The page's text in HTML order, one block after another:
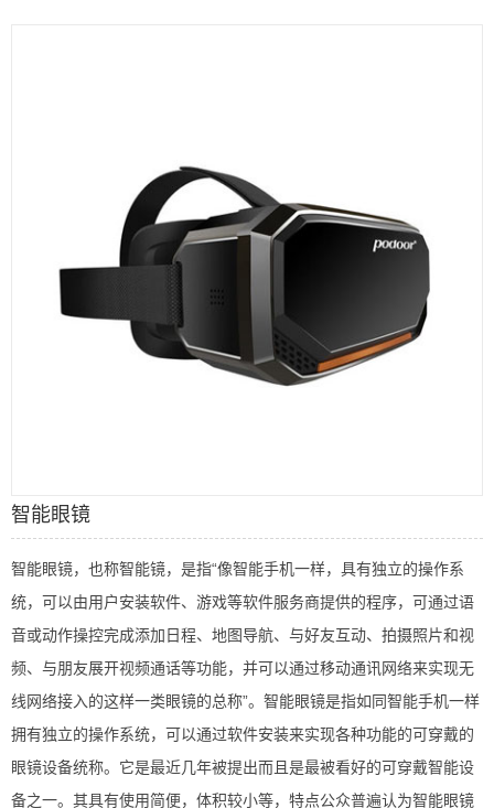
智能眼镜
智能眼镜，也称智能镜，是指“像智能手机一样，具有独立的操作系
统，可以由用户安装软件、游戏等软件服务商提供的程序，可通过语
音或动作操控完成添加日程、地图导航、与好友互动、拍摄照片和视
频、与朋友展开视频通话等功能，并可以通过移动通讯网络来实现无
线网络接入的这样一类眼镜的总称”。智能眼镜是指如同智能手机一样
拥有独立的操作系统，可以通过软件安装来实现各种功能的可穿戴的
眼镜设备统称。它是最近几年被提出而且是最被看好的可穿戴智能设
备之一。其具有使用简便，体积较小等，特点公众普遍认为智能眼镜